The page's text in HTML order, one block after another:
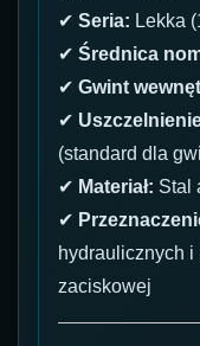
✔ Seria: Lekka
✔ Średnica
✔ Gwint
✔
(standard dla
✔ Materiał: Stal
✔
hydraulicznych i
zaciskowej